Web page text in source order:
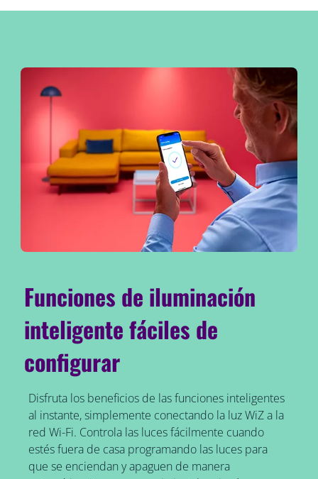
Funciones de iluminación
inteligente fáciles de
configurar
Disfruta los beneficios de las funciones inteligentes
al instante, simplemente conectando la luz WiZ a la
red Wi-Fi. Controla las luces fácilmente cuando
estés fuera de casa programando las luces para
que se enciendan y apaguen de manera